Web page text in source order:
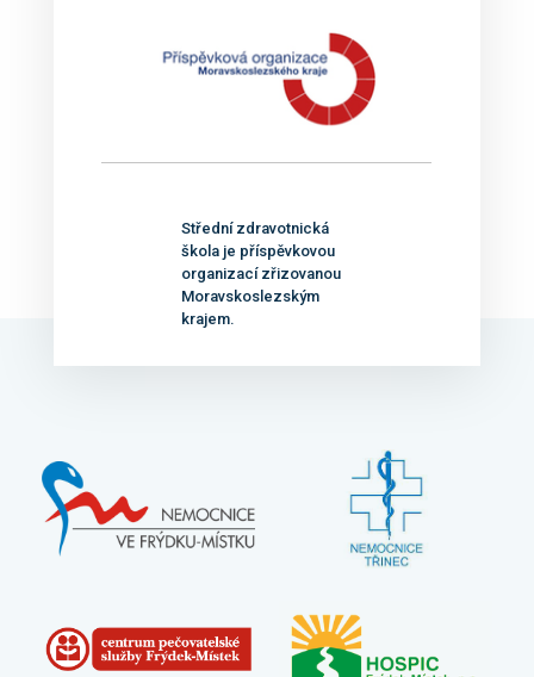
Střední zdravotnická
škola je příspěvkovou
organizací zřizovanou
Moravskoslezským
krajem.